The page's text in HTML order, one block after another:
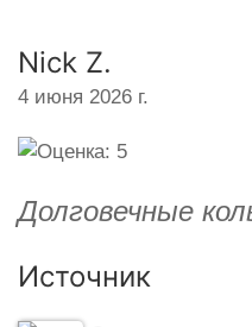
Nick Z.
4 июня 2026 г.
Долговечные
Источник